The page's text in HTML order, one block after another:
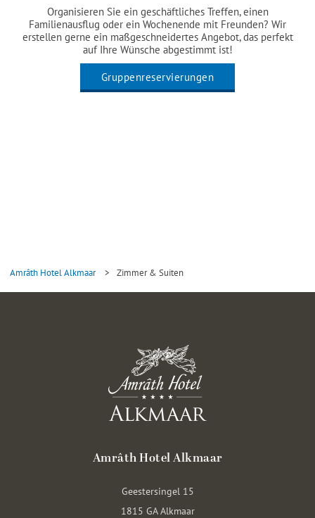
Organisieren Sie ein geschäftliches Treffen, einen
Familienausflug oder ein Wochenende mit Freunden? Wir
erstellen gerne ein maßgeschneidertes Angebot, das perfekt
auf Ihre Wünsche abgestimmt ist!
Gruppenreservierungen
Amrâth Hotel Alkmaar > Zimmer & Suiten
Amrâth Hotel Alkmaar
Geestersingel 15
1815 GA Alkmaar